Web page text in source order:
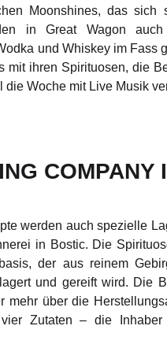
Moonshines, das sich
in Great Wagon
und Whiskey im Fass
ihren Spirituosen, die
Woche mit Live Musik
COMPANY
werden auch spezielle
in Bostic. Die
der aus reinem
und gereift wird. Die
mehr über die
Zutaten – die